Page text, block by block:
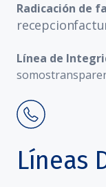
Radicación de
Línea de
Líneas